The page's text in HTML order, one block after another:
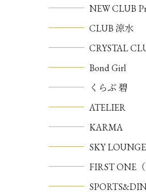
NEW CLUB
CLUB 涼水
CRYSTAL
Bond Girl
くらぶ 碧
ATELIER
KARMA
SKY LOUNGE
FIRST ONE（